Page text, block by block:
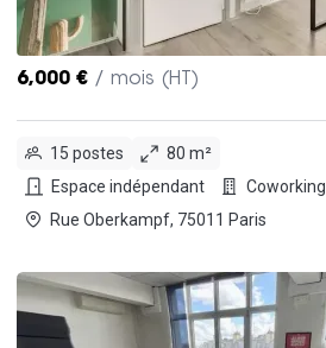
6,000 € / mois (HT)
15 postes
80 m²
Espace indépendant
Coworking
Rue Oberkampf, 75011 Paris